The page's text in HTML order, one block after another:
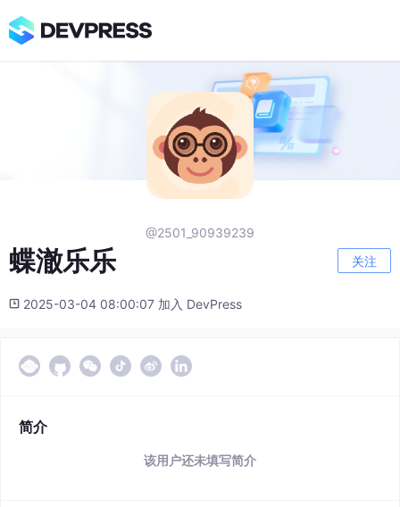
@2501_90939239
蝶澈乐乐 关注
2025-03-04 08:00:07 加入 DevPress
简介
该用户还未填写简介